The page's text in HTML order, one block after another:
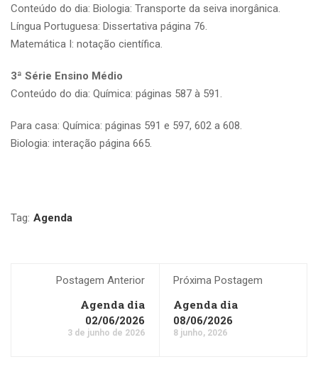
Conteúdo do dia: Biologia: Transporte da seiva inorgânica.
Língua Portuguesa: Dissertativa página 76.
Matemática I: notação científica.
3ª Série Ensino Médio
Conteúdo do dia: Química: páginas 587 à 591.
Para casa: Química: páginas 591 e 597, 602 a 608.
Biologia: interação página 665.
Tag: Agenda
Postagem Anterior
Agenda dia
02/06/2026
3 de junho de 2026
Próxima Postagem
Agenda dia
08/06/2026
8 junho, 2026